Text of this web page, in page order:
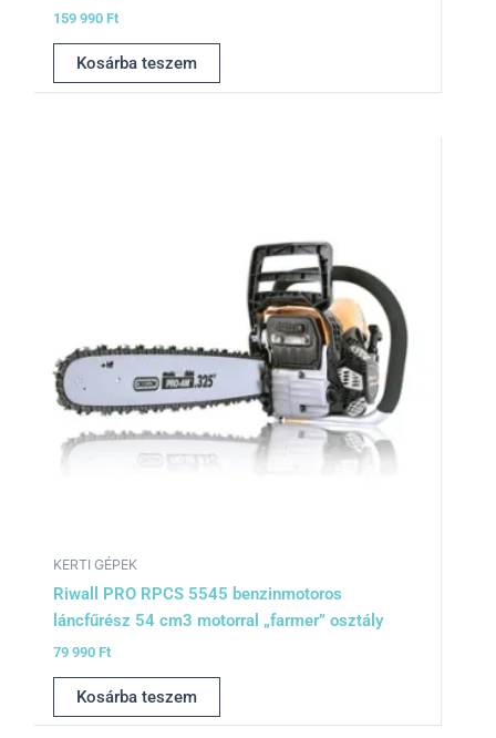
159 990 Ft
Kosárba teszem
KERTI GÉPEK
Riwall PRO RPCS 5545 benzinmotoros
láncfűrész 54 cm3 motorral „farmer” osztály
79 990 Ft
Kosárba teszem